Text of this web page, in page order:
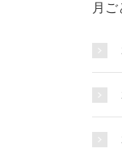
月